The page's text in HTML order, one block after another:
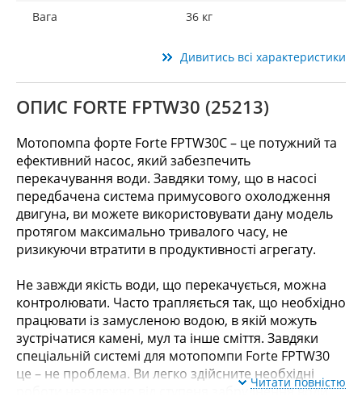
Вага 36 кг
Дивитись всі характеристики
ОПИС FORTE FPTW30 (25213)
Мотопомпа форте Forte FPTW30C – це потужний та
ефективний насос, який забезпечить
перекачування води. Завдяки тому, що в насосі
передбачена система примусового охолодження
двигуна, ви можете використовувати дану модель
протягом максимально тривалого часу, не
ризикуючи втратити в продуктивності агрегату.
Не завжди якість води, що перекачується, можна
контролювати. Часто трапляється так, що необхідно
працювати із замусленою водою, в якій можуть
зустрічатися камені, мул та інше сміття. Завдяки
спеціальній системі для мотопомпи Forte FPTW30
це – не проблема. Ви легко здійсните необхідні
роботи незалежно від ступеня забруднення води.
Читати повністю